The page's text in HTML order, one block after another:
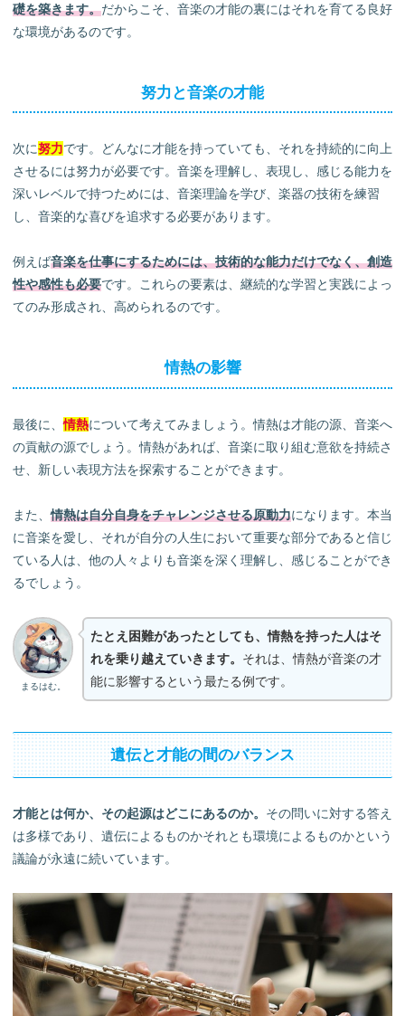
礎を築きます。だからこそ、音楽の才能の裏にはそれを育てる良好
な環境があるのです。
努力と音楽の才能
次に努力です。どんなに才能を持っていても、それを持続的に向上
させるには努力が必要です。音楽を理解し、表現し、感じる能力を
深いレベルで持つためには、音楽理論を学び、楽器の技術を練習
し、音楽的な喜びを追求する必要があります。
例えば音楽を仕事にするためには、技術的な能力だけでなく、創造
性や感性も必要です。これらの要素は、継続的な学習と実践によっ
てのみ形成され、高められるのです。
情熱の影響
最後に、情熱について考えてみましょう。情熱は才能の源、音楽へ
の貢献の源でしょう。情熱があれば、音楽に取り組む意欲を持続さ
せ、新しい表現方法を探索することができます。
また、情熱は自分自身をチャレンジさせる原動力になります。本当
に音楽を愛し、それが自分の人生において重要な部分であると信じ
ている人は、他の人々よりも音楽を深く理解し、感じることができ
るでしょう。
まるはむ。
たとえ困難があったとしても、情熱を持った人はそ
れを乗り越えていきます。 それは、情熱が音楽の才
能に影響するという最たる例です。
遺伝と才能の間のバランス
才能とは何か、その起源はどこにあるのか。 その問いに対する答え
は多様であり、遺伝によるものかそれとも環境によるものかという
議論が永遠に続いています。